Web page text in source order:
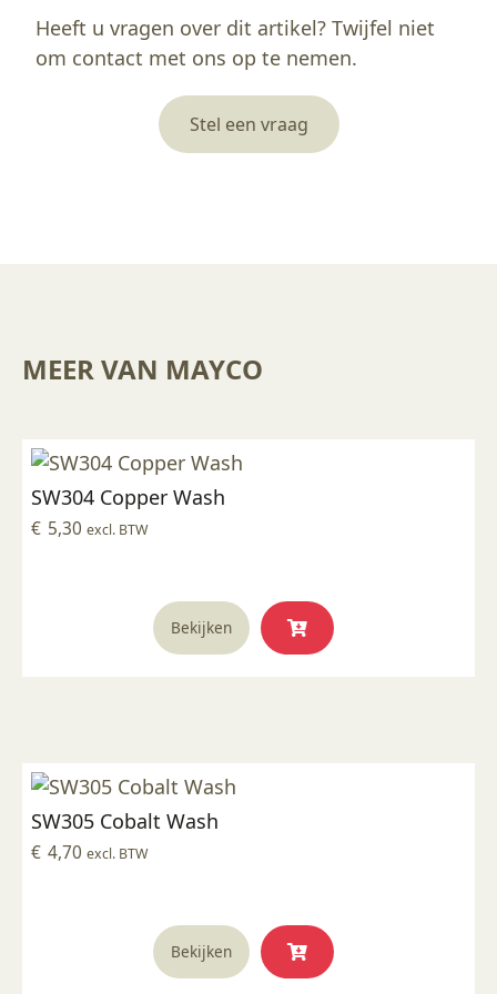
Heeft u vragen over dit artikel? Twijfel niet
om contact met ons op te nemen.
Stel een vraag
MEER VAN MAYCO
SW304 Copper Wash
€ 5,30 excl. BTW
Bekijken
SW305 Cobalt Wash
€ 4,70 excl. BTW
Bekijken